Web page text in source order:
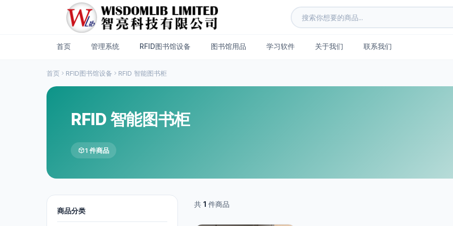
首页 管理系统 RFID图书馆设备 图书馆用品 学习软件 关于我们 联系我们
首页 RFID图书馆设备 RFID 智能图书柜
RFID 智能图书柜
1 件商品
商品分类
共 1 件商品